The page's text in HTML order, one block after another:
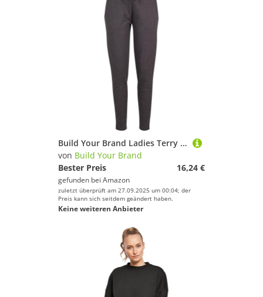
Build Your Brand Ladies Terry Long Pants - Farbe: Charcoal (Heather) - Größe: M
von Build Your Brand
Bester Preis
16,24 €
gefunden bei Amazon
zuletzt überprüft am 27.09.2025 um 00:04; der
Preis kann sich seitdem geändert haben.
Keine weiteren Anbieter